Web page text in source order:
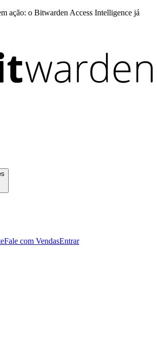
ação: o Bitwarden Access Intelligence já
Fale com VendasEntrar